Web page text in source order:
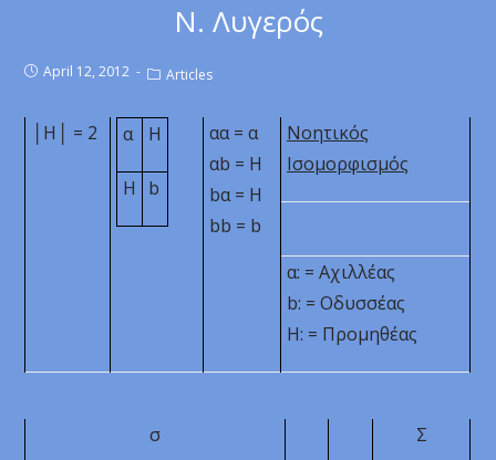
Ν. Λυγερός
April 12, 2012 Articles
│Η│ = 2 α H
Η b
αα = α
αb = Η
bα = Η
bb = b
Νοητικός
Ισομορφισμός
α: = Αχιλλέας
b: = Οδυσσέας
Η: = Προμηθέας
σ Σ